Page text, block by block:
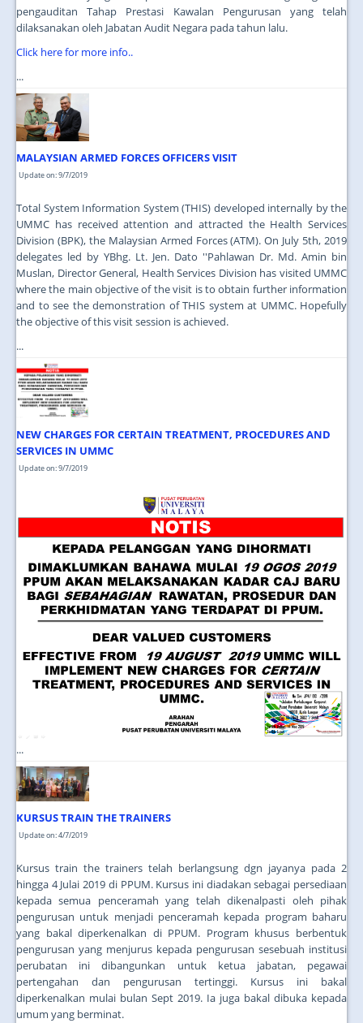
pengauditan Tahap Prestasi Kawalan Pengurusan yang telah
dilaksanakan oleh Jabatan Audit Negara pada tahun lalu.
Click here for more info..
...
MALAYSIAN ARMED FORCES OFFICERS VISIT
Update on: 9/7/2019
Total System Information System (THIS) developed internally by the
UMMC has received attention and attracted the Health Services
Division (BPK), the Malaysian Armed Forces (ATM). On July 5th, 2019
delegates led by YBhg. Lt. Jen. Dato ''Pahlawan Dr. Md. Amin bin
Muslan, Director General, Health Services Division has visited UMMC
where the main objective of the visit is to obtain further information
and to see the demonstration of THIS system at UMMC. Hopefully
the objective of this visit session is achieved.
...
NEW CHARGES FOR CERTAIN TREATMENT, PROCEDURES AND
SERVICES IN UMMC
Update on: 9/7/2019
...
KURSUS TRAIN THE TRAINERS
Update on: 4/7/2019
Kursus train the trainers telah berlangsung dgn jayanya pada 2
hingga 4 Julai 2019 di PPUM. Kursus ini diadakan sebagai persediaan
kepada semua penceramah yang telah dikenalpasti oleh pihak
pengurusan untuk menjadi penceramah kepada program baharu
yang bakal diperkenalkan di PPUM. Program khusus berbentuk
pengurusan yang menjurus kepada pengurusan sesebuah institusi
perubatan ini dibangunkan untuk ketua jabatan, pegawai
pertengahan dan pengurusan tertinggi. Kursus ini bakal
diperkenalkan mulai bulan Sept 2019. Ia juga bakal dibuka kepada
umum yang berminat.